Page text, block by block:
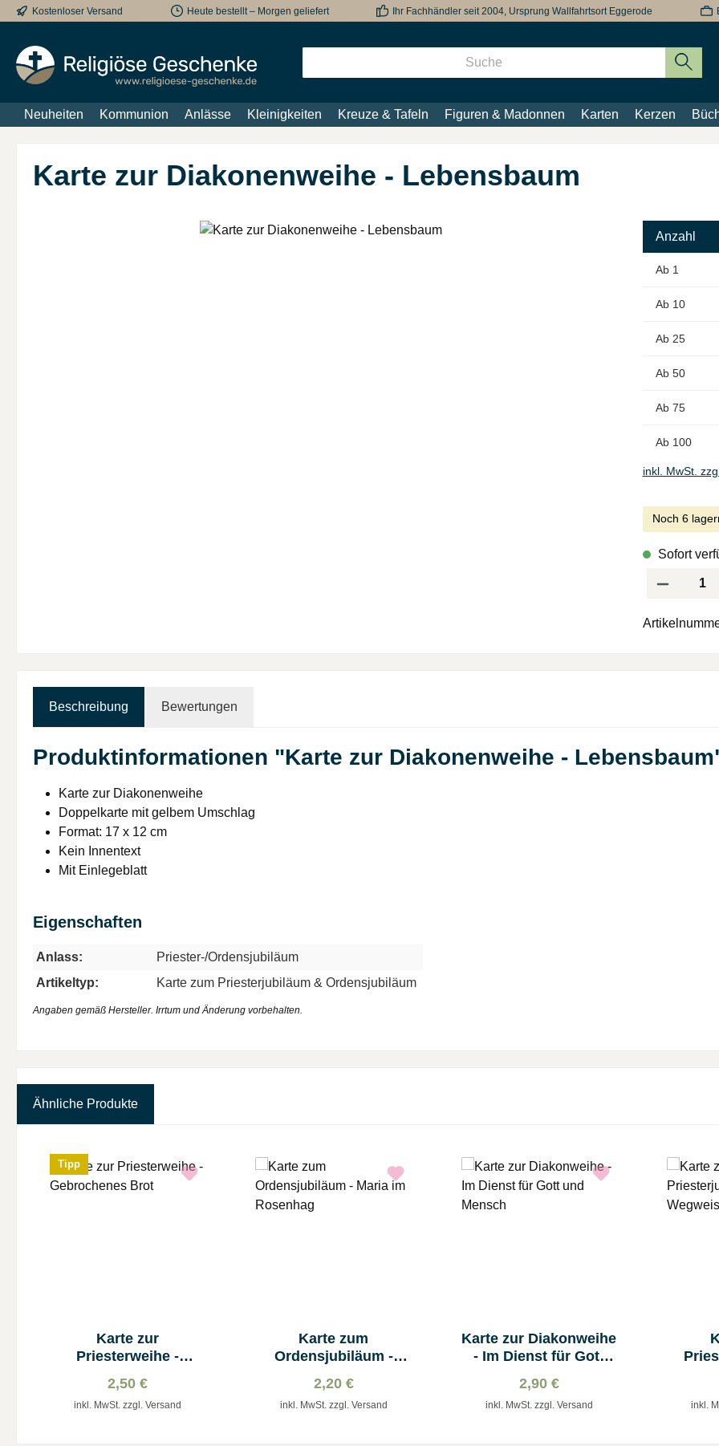
Hauptinhalt springen
Zur Suche springen
Zur Hauptnavigation springen
Kostenloser Versand Heute bestellt – Morgen geliefert Ihr Fachhändler seit 2004, Ursprung Wallfahrtsort Eggerode
Neuheiten Kommunion Anlässe Kleinigkeiten Kreuze & Tafeln Figuren & Madonnen Karten Kerzen
Karte zur Diakonenweihe - Lebensbaum
Anzahl
Ab 1
Ab 10
Ab 25
Ab 50
Ab 75
Ab 100
inkl. MwSt.
Noch 6
Sofort
Beschreibung Bewertungen
Produktinformationen "Karte zur Diakonenweihe -
Karte zur Diakonenweihe
Doppelkarte mit gelbem Umschlag
Format: 17 x 12 cm
Kein Innentext
Mit Einlegeblatt
Eigenschaften
Anlass:
Priester-/Ordensjubiläum
Artikeltyp:
Karte zum Priesterjubiläum & Ordensjubiläum
Angaben gemäß Hersteller. Irrtum und Änderung vorbehalten.
Ähnliche Produkte
Tipp
Karte zur
Priesterweihe -
2,50 €
inkl. MwSt. zzgl. Versand
Karte zum
Ordensjubiläum -
2,20 €
inkl. MwSt. zzgl. Versand
Karte zur Diakonweihe
- Im Dienst für Gott
2,90 €
inkl. MwSt. zzgl. Versand inkl.